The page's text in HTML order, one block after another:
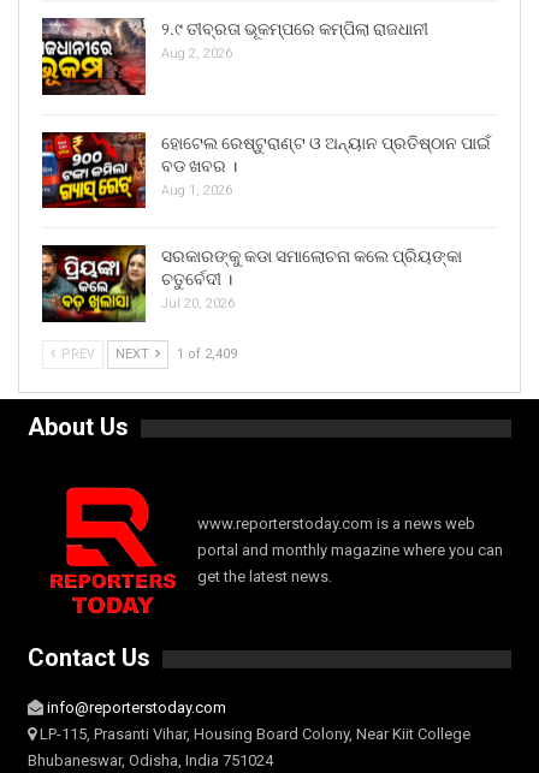
୨.୯ ତୀବ୍ରତା ଭୂକମ୍ପରେ କମ୍ପିଲା ରାଜଧାନୀ
Aug 2, 2026
ହୋଟେଲ ରେଷ୍ଟୁରାଣ୍ଟ ଓ ଅନ୍ୟାନ ପ୍ରତିଷ୍ଠାନ ପାଇଁ
ବଡ ଖବର ।
Aug 1, 2026
ସରକାରଙ୍କୁ କଡା ସମାଲୋଚନା କଲେ ପ୍ରିୟଙ୍କା
ଚତୁର୍ବେଦୀ ।
Jul 20, 2026
PREV NEXT 1 of 2,409
About Us
www.reporterstoday.com is a news web
portal and monthly magazine where you can
get the latest news.
Contact Us
info@reporterstoday.com
LP-115, Prasanti Vihar, Housing Board Colony, Near Kiit College
Bhubaneswar, Odisha, India 751024